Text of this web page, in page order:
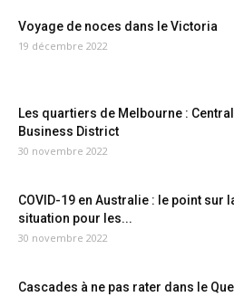
Voyage de noces dans le Victoria
19 décembre 2022
Les quartiers de Melbourne : Central
Business District
30 novembre 2022
COVID-19 en Australie : le point sur
situation pour les...
30 novembre 2022
Cascades à ne pas rater dans le